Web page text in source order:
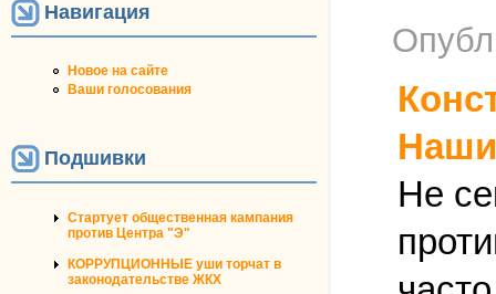
Навигация
Новое на сайте
Ваши голосования
Подшивки
Стартует общественная кампания
против Центра "Э"
КОРРУПЦИОННЫЕ уши торчат в
законодательстве ЖКХ
Не